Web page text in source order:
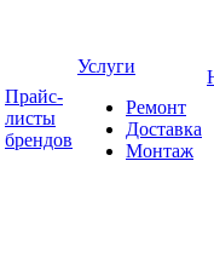
Прайс-
листы
брендов
Услуги
Ремонт
Доставка
Монтаж